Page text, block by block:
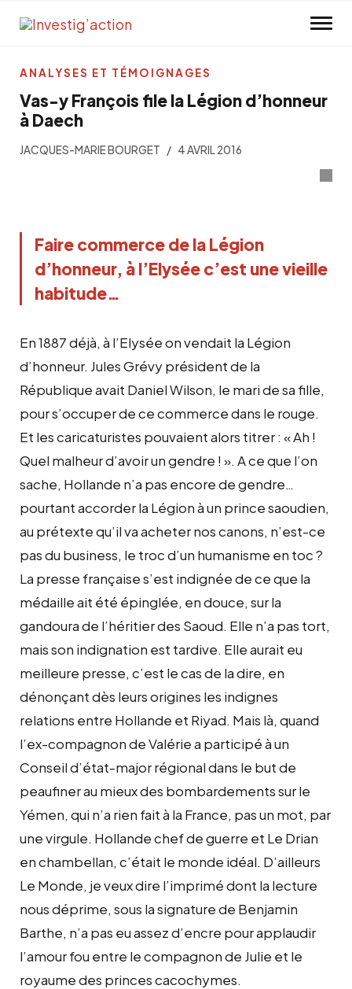
Vas-y François file la Légion d’honneur
à Daech
JACQUES-MARIE BOURGET 4 AVRIL 2016
Faire commerce de la Légion
d’honneur, à l’Elysée c’est une vieille
habitude…
En 1887 déjà, à l’Elysée on vendait la Légion
d’honneur. Jules Grévy président de la
République avait Daniel Wilson, le mari de sa fille,
pour s’occuper de ce commerce dans le rouge.
Et les caricaturistes pouvaient alors titrer : « Ah !
Quel malheur d’avoir un gendre ! ». A ce que l’on
sache, Hollande n’a pas encore de gendre…
pourtant accorder la Légion à un prince saoudien,
au prétexte qu’il va acheter nos canons, n’est-ce
pas du business, le troc d’un humanisme en toc ?
La presse française s’est indignée de ce que la
médaille ait été épinglée, en douce, sur la
gandoura de l’héritier des Saoud. Elle n’a pas tort,
mais son indignation est tardive. Elle aurait eu
meilleure presse, c’est le cas de la dire, en
dénonçant dès leurs origines les indignes
relations entre Hollande et Riyad. Mais là, quand
l’ex-compagnon de Valérie a participé à un
Conseil d’état-major régional dans le but de
peaufiner au mieux des bombardements sur le
Yémen, qui n’a rien fait à la France, pas un mot, par
une virgule. Hollande chef de guerre et Le Drian
en chambellan, c’était le monde idéal. D’ailleurs
Le Monde, je veux dire l’imprimé dont la lecture
nous déprime, sous la signature de Benjamin
Barthe, n’a pas eu assez d’encre pour applaudir
l’amour fou entre le compagnon de Julie et le
royaume des princes cacochymes.
ANALYSES ET TÉMOIGNAGES